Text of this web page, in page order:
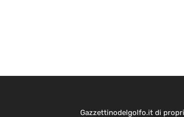
Gazzettinodelgolfo.it di